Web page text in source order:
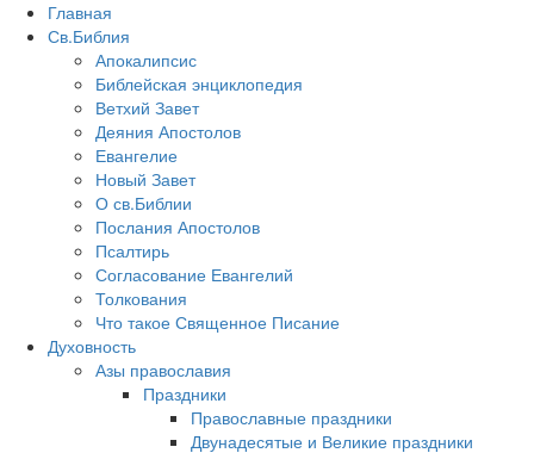
Главная
Св.Библия
Апокалипсис
Библейская энциклопедия
Ветхий Завет
Деяния Апостолов
Евангелие
Новый Завет
О св.Библии
Послания Апостолов
Псалтирь
Согласование Евангелий
Толкования
Что такое Священное Писание
Духовность
Азы православия
Праздники
Православные праздники
Двунадесятые и Великие праздники